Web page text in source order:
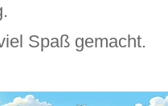
Spaß gemacht.